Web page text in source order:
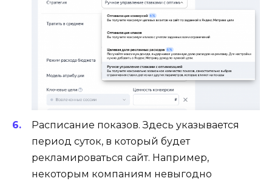
Расписание показов. Здесь указывается
период суток, в который будет
рекламироваться сайт. Например,
некоторым компаниям невыгодно